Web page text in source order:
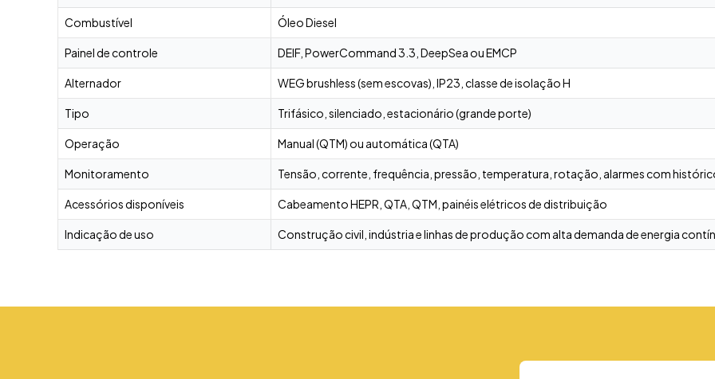
Combustível Óleo Diesel
Painel de controle DEIF, PowerCommand 3.3, DeepSea ou EMCP
Alternador WEG brushless (sem escovas), IP23, classe de isolação H
Tipo Trifásico, silenciado, estacionário (grande porte)
Operação Manual (QTM) ou automática (QTA)
Monitoramento Tensão, corrente, frequência, pressão, temperatura, rotação, alarmes com
Acessórios disponíveis Cabeamento HEPR, QTA, QTM, painéis elétricos de distribuição
Indicação de uso Construção civil, indústria e linhas de produção com alta demanda de energia